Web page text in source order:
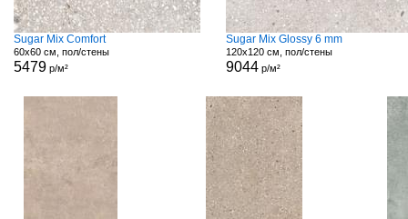
Sugar Mix Comfort
60x60 см, пол/стены
5479 р/м²
Sugar Mix Glossy 6 mm
120x120 см, пол/стены
9044р/м²